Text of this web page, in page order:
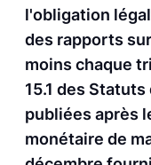
l'obligation
des rapports
moins chaque
15.1 des
publiées après
monétaire de